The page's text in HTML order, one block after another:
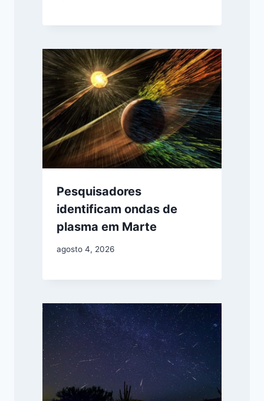
Pesquisadores
identificam ondas de
plasma em Marte
agosto 4, 2026